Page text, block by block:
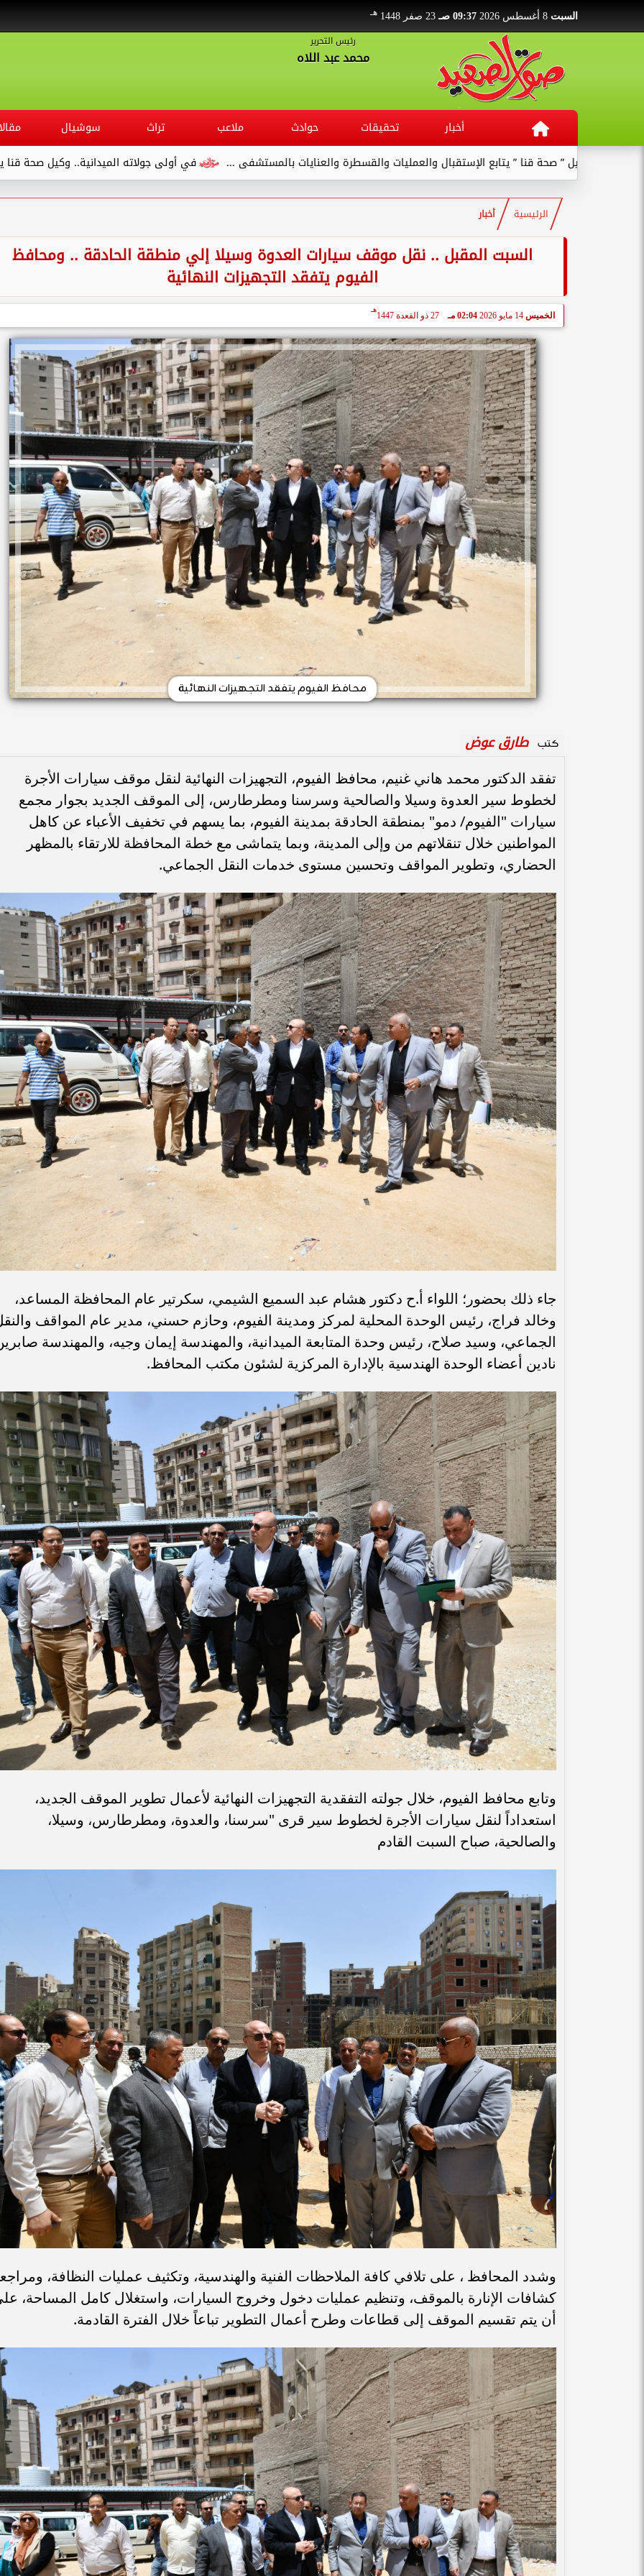
السبت 09:37 صـ 23 صفر 1448 هـ
رئيس التحرير
محمد عبد اللاه
أخبار تحقيقات حوادث ملاعب تراث سوشيال
في أولى جولاته الميدانية.. وكيل صحة قنا يتفقد مستشفى الصدر
” يتابع الإستقبال والعمليات والقسطرة والعنايات بالمستشفى ...
الرئيسية أخبار
السبت المقبل .. نقل موقف سيارات العدوة وسيلا إلي منطقة الحادقة .. ومحافظ
الفيوم يتفقد التجهيزات النهائية
الخميس 14 مايو 2026 02:04 مـ 27 ذو القعدة 1447
هـ
محافظ الفيوم يتفقد التجهيزات النهائية
كتب طارق عوض
تفقد الدكتور محمد هاني غنيم، محافظ الفيوم، التجهيزات النهائية لنقل موقف سيارات الأجرة
لخطوط سير العدوة وسيلا والصالحية وسرسنا ومطرطارس، إلى الموقف الجديد بجوار مجمع
سيارات "الفيوم/ دمو" بمنطقة الحادقة بمدينة الفيوم، بما يسهم في تخفيف الأعباء عن كاهل
المواطنين خلال تنقلاتهم من وإلى المدينة، وبما يتماشى مع خطة المحافظة للارتقاء بالمظهر
الحضاري، وتطوير المواقف وتحسين مستوى خدمات النقل الجماعي.
جاء ذلك بحضور؛ اللواء أ.ح دكتور هشام عبد السميع الشيمي، سكرتير عام المحافظة المساعد،
وخالد فراج، رئيس الوحدة المحلية لمركز ومدينة الفيوم، وحازم حسني، مدير عام المواقف
الجماعي، وسيد صلاح، رئيس وحدة المتابعة الميدانية، والمهندسة إيمان وجيه، والمهندسة
نادين أعضاء الوحدة الهندسية بالإدارة المركزية لشئون مكتب المحافظ.
وتابع محافظ الفيوم، خلال جولته التفقدية التجهيزات النهائية لأعمال تطوير الموقف الجديد،
استعداداً لنقل سيارات الأجرة لخطوط سير قرى "سرسنا، والعدوة، ومطرطارس، وسيلا،
والصالحية، صباح السبت القادم
وشدد المحافظ ، على تلافي كافة الملاحظات الفنية والهندسية، وتكثيف عمليات النظافة،
كشافات الإنارة بالموقف، وتنظيم عمليات دخول وخروج السيارات، واستغلال كامل المساحة،
أن يتم تقسيم الموقف إلى قطاعات وطرح أعمال التطوير تباعاً خلال الفترة القادمة.